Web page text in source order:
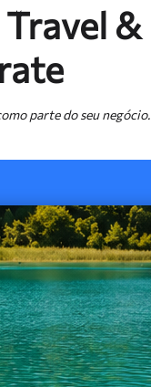
&
parte do seu negócio.